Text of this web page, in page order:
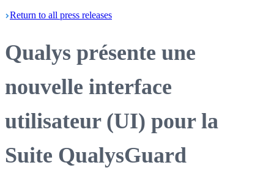
Return to all press releases
Qualys présente une
nouvelle interface
utilisateur (UI) pour la
Suite QualysGuard